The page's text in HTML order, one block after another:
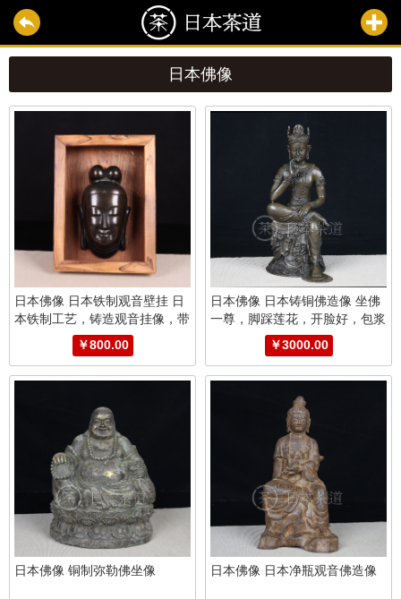
日本佛像
日本佛像 日本铁制观音壁挂 日
本铁制工艺，铸造观音挂像，带
作者款识，带证书
￥800.00
日本佛像 日本铸铜佛造像 坐佛
一尊，脚踩莲花，开脸好，包浆
好，一尊工艺精细佛造像
￥3000.00
日本佛像 铜制弥勒佛坐像 日本佛像 日本净瓶观音佛造像